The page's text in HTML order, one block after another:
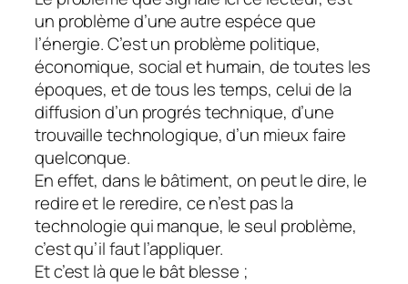
un problème d’une autre espéce que
l’énergie. C’est un problème politique,
économique, social et humain, de toutes les
époques, et de tous les temps, celui de la
diffusion d’un progrés technique, d’une
trouvaille technologique, d’un mieux faire
quelconque.
En effet, dans le bâtiment, on peut le dire, le
redire et le reredire, ce n’est pas la
technologie qui manque, le seul problème,
c’est qu’il faut l’appliquer.
Et c’est là que le bât blesse ;